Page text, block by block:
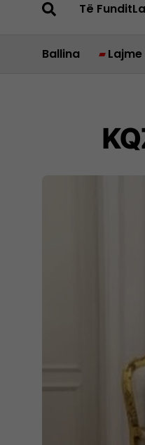
Të Fundit
Ballina Lajme